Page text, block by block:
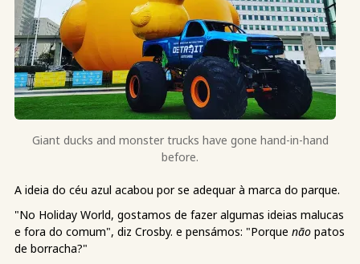
Giant ducks and monster trucks have gone hand-in-hand
before.
A ideia do céu azul acabou por se adequar à marca do parque.
"No Holiday World, gostamos de fazer algumas ideias malucas
e fora do comum", diz Crosby. e pensámos: "Porque não patos
de borracha?"